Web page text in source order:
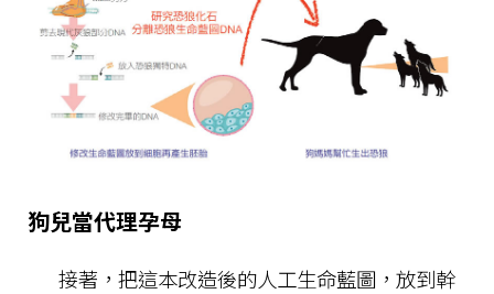
狗兒當代理孕母
接著，把這本改造後的人工生命藍圖，放到幹